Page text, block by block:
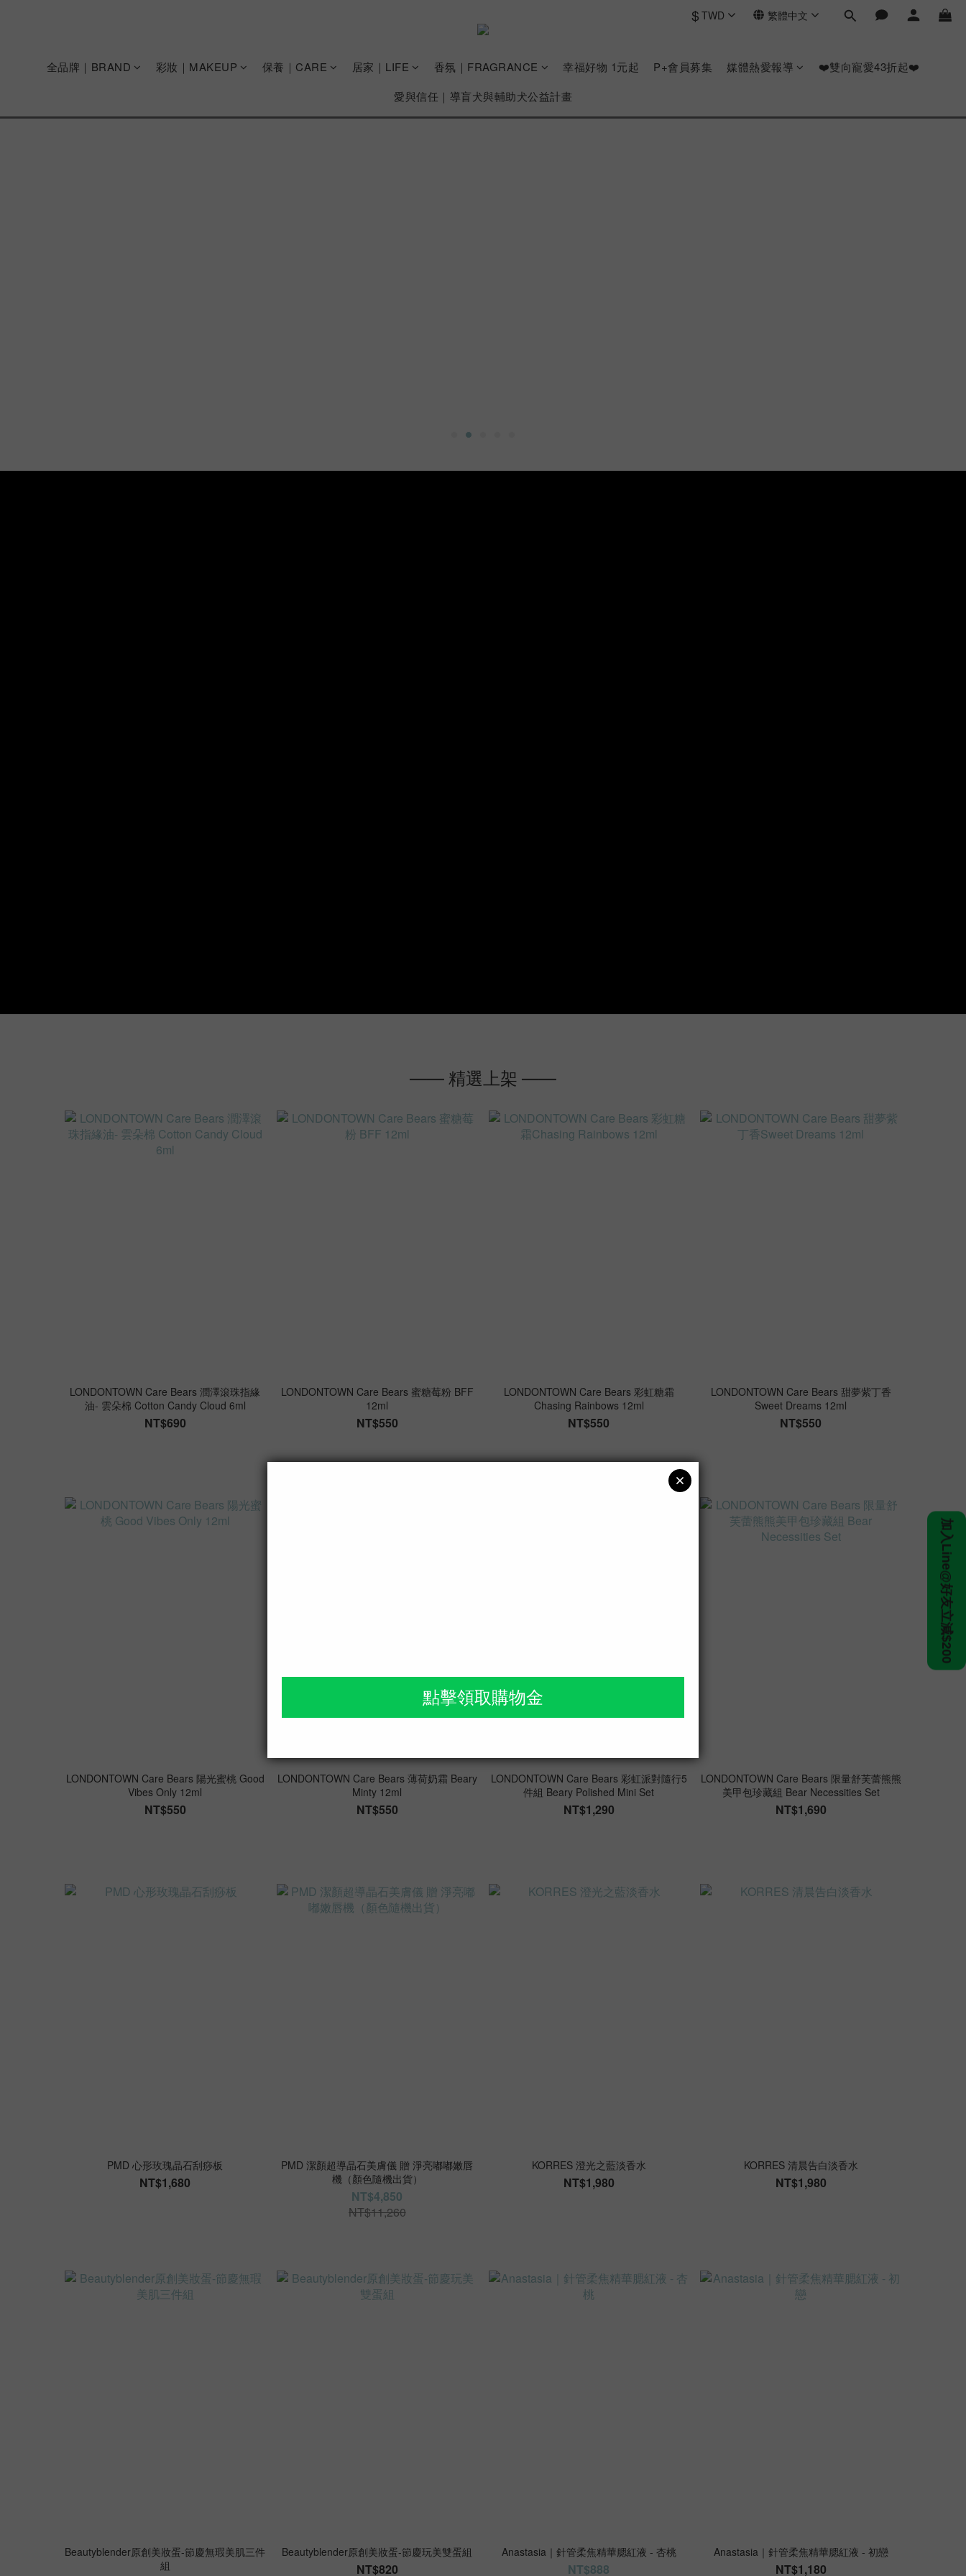
$ TWD 繁體中文
全品牌｜BRAND 彩妝｜MAKEUP 保養｜CARE 居家｜LIFE 香氛｜FRAGRANCE 幸福好物 1元起 P+會員募集 媒體熱愛報導
❤️雙向寵愛43折起❤️
愛與信任｜導盲犬與輔助犬公益計畫
—— 精選上架 ——
LONDONTOWN Care Bears 潤澤滾珠指緣
油- 雲朵棉 Cotton Candy Cloud 6ml
NT$690
LONDONTOWN Care Bears 蜜糖莓粉 BFF
12ml
NT$550
LONDONTOWN Care Bears 彩虹糖霜
Chasing Rainbows 12ml
NT$550
LONDONTOWN Care Bears 甜夢紫丁香
Sweet Dreams 12ml
NT$550
LONDONTOWN Care Bears 陽光蜜桃 Good
Vibes Only 12ml
NT$550
LONDONTOWN Care Bears 薄荷奶霜 Beary
Minty 12ml
NT$550
LONDONTOWN Care Bears 彩虹派對隨行5
件組 Beary Polished Mini Set
NT$1,290
LONDONTOWN Care Bears 限量舒芙蕾熊熊
美甲包珍藏組 Bear Necessities Set
NT$1,690
PMD 心形玫瑰晶石刮痧板
NT$1,680
PMD 潔顏超導晶石美膚儀 贈 淨亮嘟嘟嫩唇
機（顏色隨機出貨）
NT$4,850
NT$11,260
KORRES 澄光之藍淡香水
NT$1,980
KORRES 清晨告白淡香水
NT$1,980
Beautyblender原創美妝蛋-節慶無瑕美肌三件
組
Beautyblender原創美妝蛋-節慶玩美雙蛋組
NT$820
Anastasia｜針管柔焦精華腮紅液 - 杏桃
NT$888
Anastasia｜針管柔焦精華腮紅液 - 初戀
NT$1,180